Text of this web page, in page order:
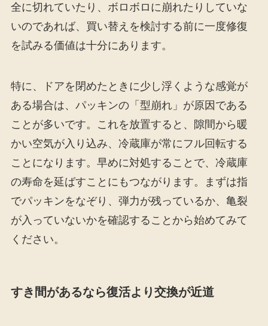
全に切れていたり、ボロボロに崩れたりしていな
いのであれば、買い替えを検討する前に一度修復
を試みる価値は十分にあります。
特に、ドアを閉めたときに少し浮くような感覚が
ある場合は、パッキンの「型崩れ」が原因である
ことが多いです。これを放置すると、隙間から暖
かい空気が入り込み、冷蔵庫が常にフル回転する
ことになります。早めに対処することで、冷蔵庫
の寿命を延ばすことにもつながります。まずは指
でパッキンをなぞり、弾力が残っているか、亀裂
が入っていないかを確認することから始めてみて
ください。
すき間があるなら復活より交換が近道